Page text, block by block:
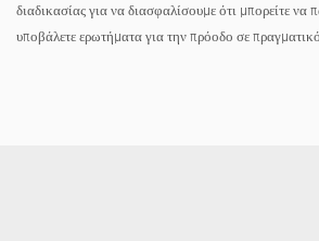
διαδικασίας για να διασφαλίσουμε ότι μπορείτε να
υποβάλετε ερωτήματα για την πρόοδο σε